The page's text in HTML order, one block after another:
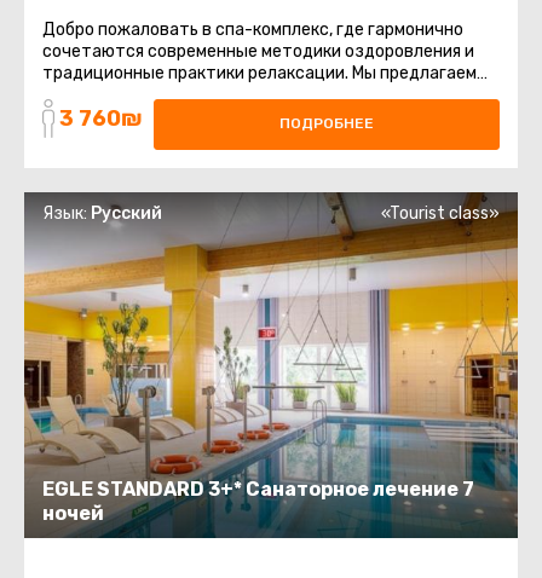
Добро пожаловать в спа-комплекс, где гармонично
сочетаются современные методики оздоровления и
традиционные практики релаксации. Мы предлагаем
две уникальные программы ...
3 760₪ ПОДРОБНЕЕ
EGLE STANDARD 3+* Санаторное лечение 7
ночей
Язык: Русский «Tourist class»